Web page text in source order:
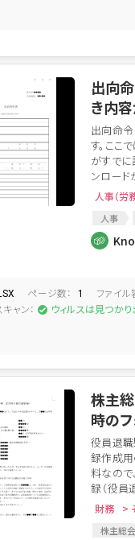
出向
き内
出向命
す。ここ
がすでに
ンロード
人事（労
人事
子会社
出向命令
ページ数： 1 ファイル
ャン： ウィルスは見つか
株主
時のフ
役員退
録作成用
料なので
録（役員
財務 >
株主総会